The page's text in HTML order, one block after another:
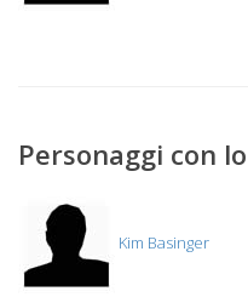
Personaggi con
Kim Basinger